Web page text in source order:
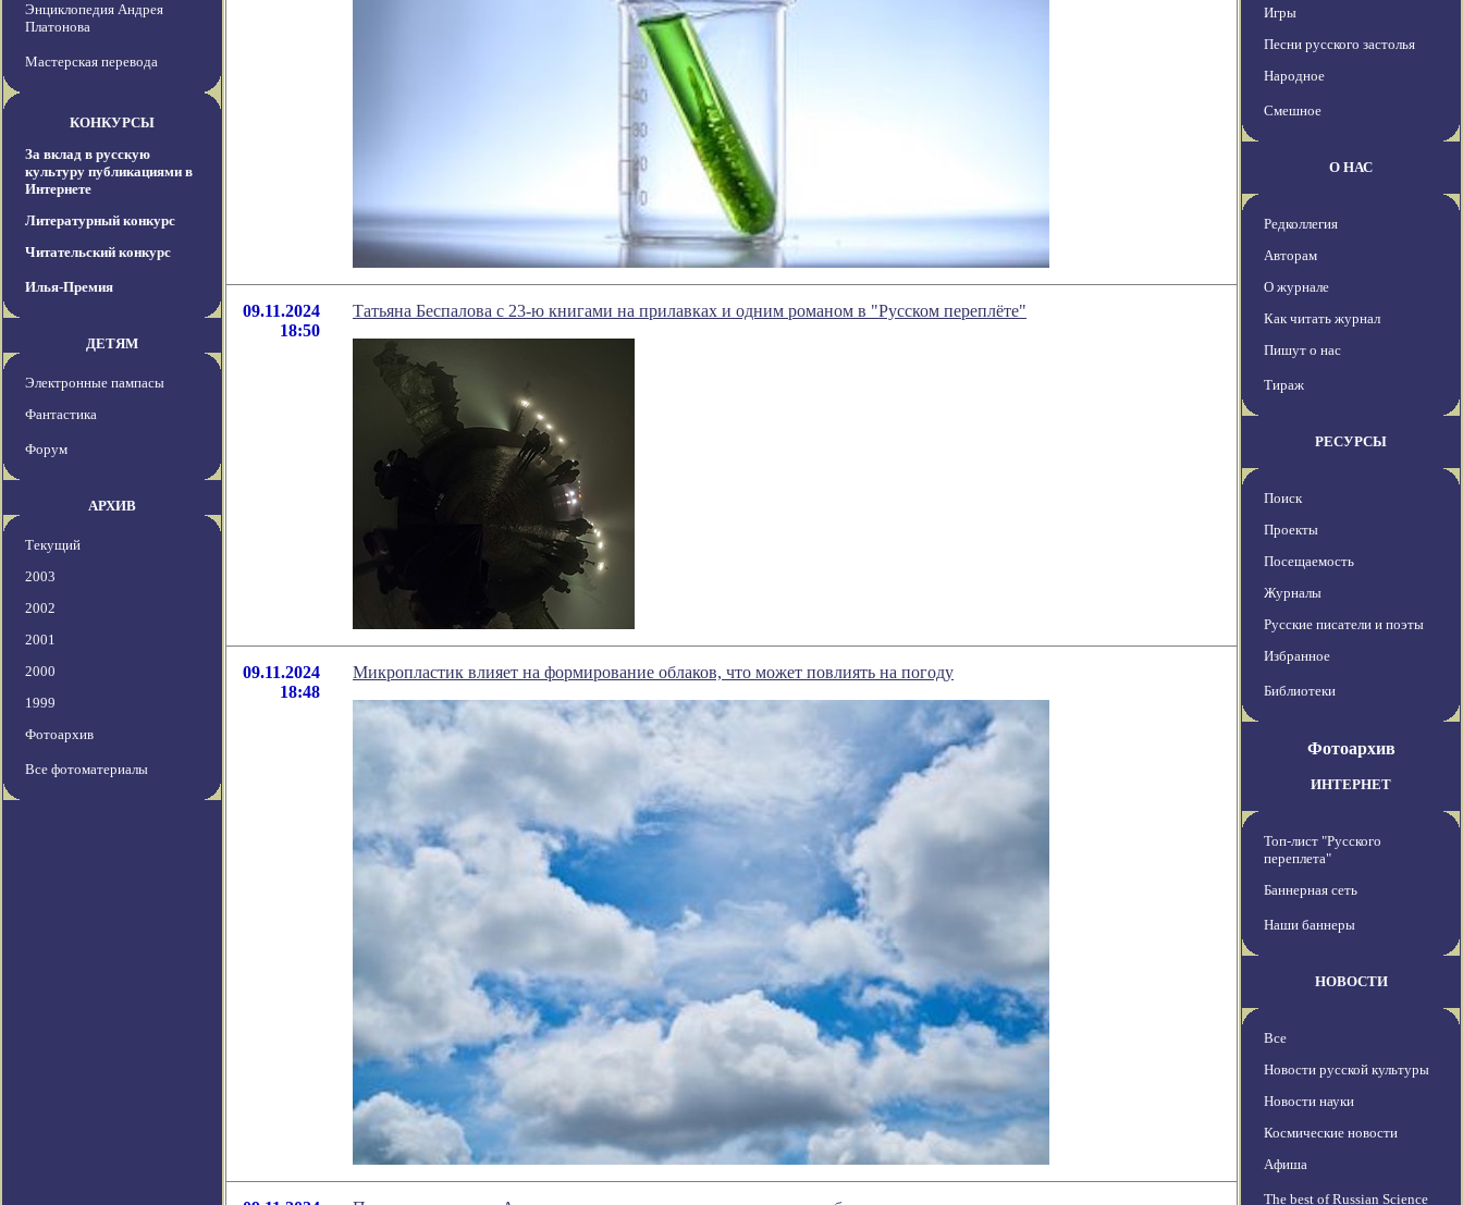
Энциклопедия Андрея
Платонова
Мастерская перевода
КОНКУРСЫ
За вклад в русскую
культуру публикациями в
Интернете
Литературный конкурс
Читательский конкурс
Илья-Премия
ДЕТЯМ
Электронные пампасы
Фантастика
Форум
АРХИВ
Текущий
2003
2002
2001
2000
1999
Фотоархив
Все фотоматериалы
09.11.2024
18:50
Татьяна Беспалова с 23-ю книгами на прилавках и одним романом в "Русском переплёте"
09.11.2024
18:48
Микропластик влияет на формирование облаков, что может повлиять на погоду
Игры
Песни русского застолья
Народное
Смешное
О НАС
Редколлегия
Авторам
О журнале
Как читать журнал
Пишут о нас
Тираж
РЕСУРСЫ
Поиск
Проекты
Посещаемость
Журналы
Русские писатели и поэты
Избранное
Библиотеки
Фотоархив
ИНТЕРНЕТ
Топ-лист "Русского
переплета"
Баннерная сеть
Наши баннеры
НОВОСТИ
Все
Новости русской культуры
Новости науки
Космические новости
Афиша
The best of Russian Science